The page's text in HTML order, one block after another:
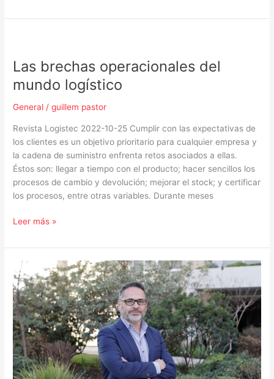
Las brechas operacionales del
mundo logístico
General /guillem pastor
Revista Logistec 2022-10-25 Cumplir con las expectativas de
los clientes es un objetivo prioritario para cualquier empresa y
la cadena de suministro enfrenta retos asociados a ellas.
Éstos son: llegar a tiempo con el producto; hacer sencillos los
procesos de cambio y devolución; mejorar el stock; y certificar
los procesos, entre otras variables. Durante meses
operacionales
mundo
logístico
Leer más »
Cómo
mejorar
el
compliance
para
cuidar
la
reputación